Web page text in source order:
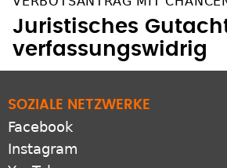
Juristisches
verfassungswidrig
Facebook
Instagram
YouTube